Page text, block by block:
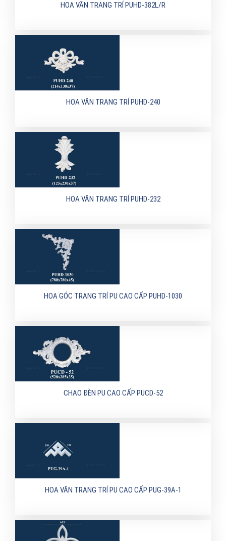
HOA VĂN TRANG TRÍ PUHD-382L/R
HOA VĂN TRANG TRÍ PUHD-240
HOA VĂN TRANG TRÍ PUHD-232
HOA GÓC TRANG TRÍ PU CAO CẤP PUHD-1030
CHAO ĐÈN PU CAO CẤP PUCD-52
HOA VĂN TRANG TRÍ PU CAO CẤP PUG-39A-1